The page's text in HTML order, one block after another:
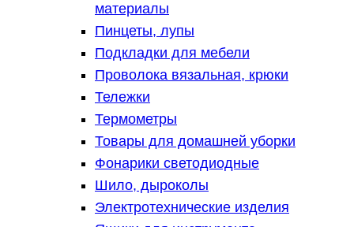
материалы
Пинцеты, лупы
Подкладки для мебели
Проволока вязальная, крюки
Тележки
Термометры
Товары для домашней уборки
Фонарики светодиодные
Шило, дыроколы
Электротехнические изделия